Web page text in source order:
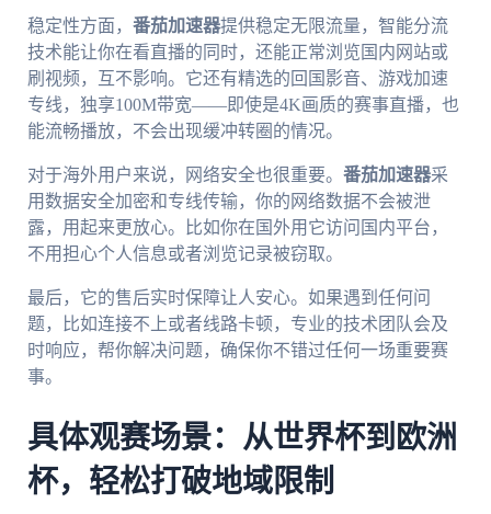
稳定性方面， 番茄加速器提供稳定无限流量，智能分流
技术能让你在看直播的同时，还能正常浏览国内网站或
刷视频，互不影响。它还有精选的回国影音、游戏加速
专线，独享100M带宽——即使是4K画质的赛事直播，也
能流畅播放，不会出现缓冲转圈的情况。
对于海外用户来说，网络安全也很重要。 番茄加速器采
用数据安全加密和专线传输，你的网络数据不会被泄
露，用起来更放心。比如你在国外用它访问国内平台，
不用担心个人信息或者浏览记录被窃取。
最后，它的售后实时保障让人安心。如果遇到任何问
题，比如连接不上或者线路卡顿，专业的技术团队会及
时响应，帮你解决问题，确保你不错过任何一场重要赛
事。
具体观赛场景：从世界杯到欧洲
杯，轻松打破地域限制